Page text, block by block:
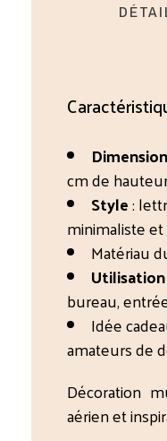
cm de
Style:
minimaliste
Matériau
Utilisation
bureau,
Idée
amateurs de
Décoration
aérien et